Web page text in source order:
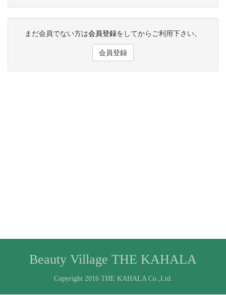
まだ会員でない方は会員登録をしてからご利用下さい。
会員登録
Beauty Village THE KAHALA
Copyright 2016 THE KAHALA Co.,Ltd.